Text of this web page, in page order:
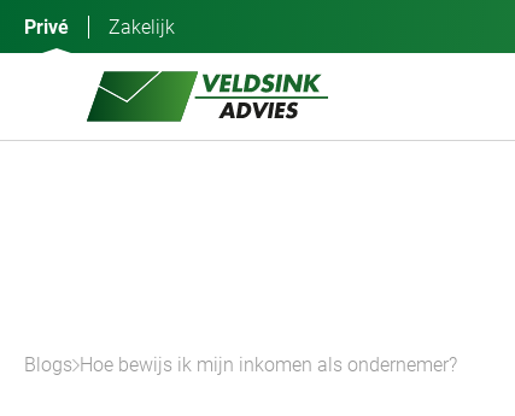
Privé Zakelijk
Blogs Hoe bewijs ik mijn inkomen als ondernemer?